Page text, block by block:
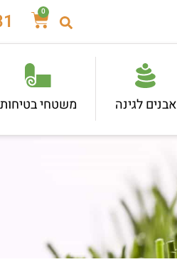
0
אבנים לגינה משטחי בטיחות